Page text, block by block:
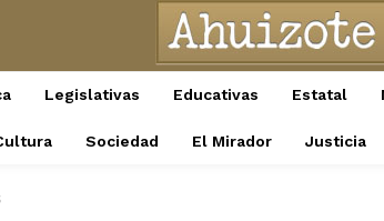
Legislativas Educativas Estatal
Sociedad El Mirador Justicia